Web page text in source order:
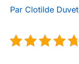
Par Clotilde Duvet